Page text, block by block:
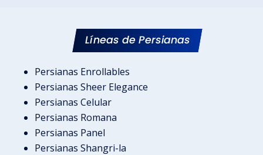
Líneas de Persianas
Persianas Enrollables
Persianas Sheer Elegance
Persianas Celular
Persianas Romana
Persianas Panel
Persianas Shangri-la